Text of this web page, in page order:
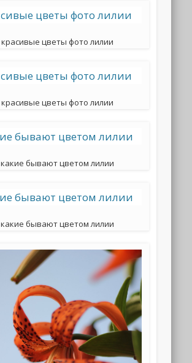
красивые цветы фото лилии
красивые цветы фото лилии
какие бывают цветом лилии
какие бывают цветом лилии